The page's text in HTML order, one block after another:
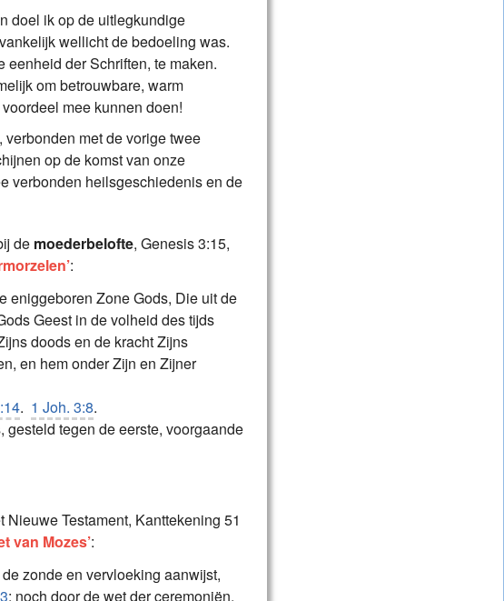
doel ik op de uitlegkundige
wellicht de bedoeling was.
eenheid der Schriften, te maken.
om betrouwbare, warm
mee kunnen doen!
met de vorige twee
op de komst van onze
verbonden heilsgeschiedenis en de
de moederbelofte, Genesis 3:15,
:
eniggeboren Zone Gods, Die uit de
Geest in de volheid des tijds
doods en de kracht Zijns
en hem onder Zijn en Zijner
. 1 Joh. 3:8.
tegen de eerste, voorgaande
Testament, Kanttekening 51
van Mozes’:
zonde en vervloeking aanwijst,
; noch door de wet der ceremoniën,